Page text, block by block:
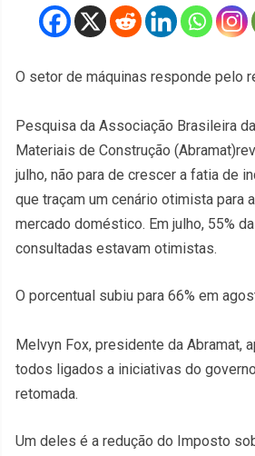
O setor de máquinas responde pelo
Pesquisa da Associação Brasileira
Materiais de Construção
julho, não para de crescer a fatia de
que traçam um cenário otimista para
mercado doméstico. Em julho, 55%
consultadas estavam otimistas.
O porcentual subiu para 66% em
Melvyn Fox, presidente da Abramat,
todos ligados a iniciativas do
retomada.
Um deles é a redução do Imposto